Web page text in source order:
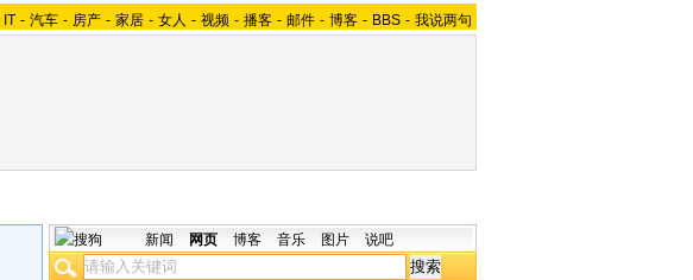
IT - 汽车 - 房产 - 家居 - 女人 - 视频 - 播客 - 邮件 - 博客 - BBS - 我说两句
新闻 网页 博客 音乐 图片 说吧